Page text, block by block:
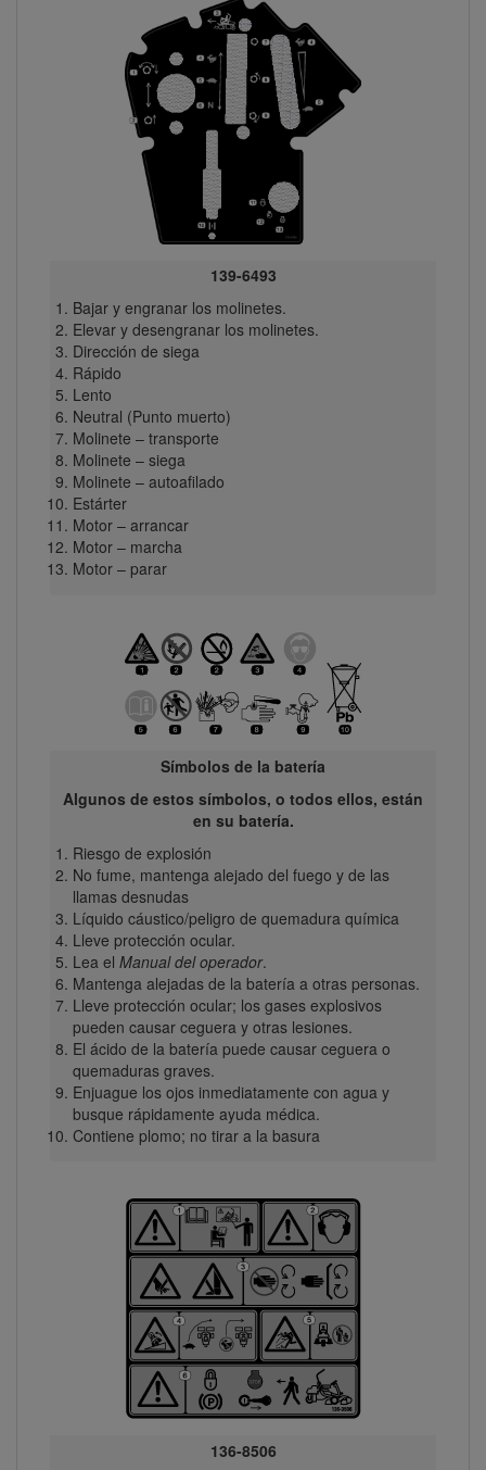
139-6493
Bajar y engranar los molinetes.
Elevar y desengranar los molinetes.
Dirección de siega
Rápido
Lento
Neutral (Punto muerto)
Molinete – transporte
Molinete – siega
Molinete – autoafilado
Estárter
Motor – arrancar
Motor – marcha
Motor – parar
Símbolos de la batería
Algunos de estos símbolos, o todos ellos, están
en su batería.
Riesgo de explosión
No fume, mantenga alejado del fuego y de las
llamas desnudas
Líquido cáustico/peligro de quemadura química
Lleve protección ocular.
Lea el Manual del operador.
Mantenga alejadas de la batería a otras personas.
Lleve protección ocular; los gases explosivos
pueden causar ceguera y otras lesiones.
El ácido de la batería puede causar ceguera o
quemaduras graves.
Enjuague los ojos inmediatamente con agua y
busque rápidamente ayuda médica.
Contiene plomo; no tirar a la basura
136-8506